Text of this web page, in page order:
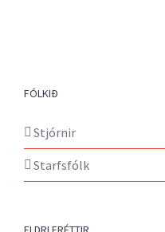
FÓLKIÐ
Stjórnir
Starfsfólk